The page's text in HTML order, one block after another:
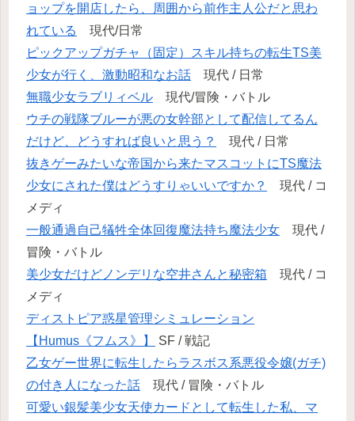
ョップを開店したら、周囲から前作主人公だと思わ
れている
現代/日常
ピックアップガチャ（固定）スキル持ちの転生TS美
少女が行く、激動昭和なお話 現代 / 日常
無職少女ラブリィベル 現代/冒険・バトル
ウチの戦隊ブルーが悪の女幹部として配信してるん
だけど、どうすれば良いと思う？
現代 / 日常
抜きゲーみたいな帝国から来たマスコットにTS魔法
少女にされた僕はどうすりゃいいですか？
現代 / コ
メディ
一般通過自己犠牲全体回復魔法持ち魔法少女 現代 /
冒険・バトル
美少女だけどノンデリな空井さんと秘密箱 現代 / コ
メディ
ディストピア惑星管理シミュレーション
【Humus《フムス》】
SF / 戦記
乙女ゲー世界に転生したらラスボス系悪役令嬢(ガチ)
の付き人になった話 現代 / 冒険・バトル
可愛い銀髪美少女天使カードとして転生した私、マ